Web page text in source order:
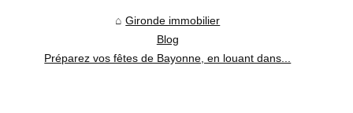
Gironde immobilier
Blog
Préparez vos fêtes de Bayonne, en louant dans...